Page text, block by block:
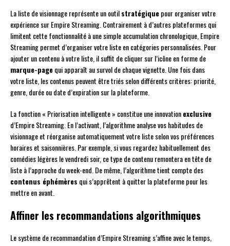
La liste de visionnage représente un outilstratégiquepour organiser votre
expérience sur Empire Streaming. Contrairement à d’autres plateformes qui
limitent cette fonctionnalité à une simple accumulation chronologique, Empire
Streaming permet d’organiser votre liste en catégories personnalisées. Pour
ajouter un contenu à votre liste, il suffit de cliquer sur l’icône en forme de
marque-pagequi apparaît au survol de chaque vignette. Une fois dans
votre liste, les contenus peuvent être triés selon différents critères: priorité,
genre, durée ou date d’expiration sur la plateforme.
La fonction « Priorisation intelligente » constitue une innovationexclusive
d’Empire Streaming. En l’activant, l’algorithme analyse vos habitudes de
visionnage et réorganise automatiquement votre liste selon vos préférences
horaires et saisonnières. Par exemple, si vous regardez habituellement des
comédies légères le vendredi soir, ce type de contenu remontera en tête de
liste à l’approche du week-end. De même, l’algorithme tient compte des
contenus éphémères qui s’apprêtent à quitter la plateforme pour les
mettre en avant.
Affiner les recommandations algorithmiques
Le système de recommandation d’Empire Streaming s’affine avec le temps,